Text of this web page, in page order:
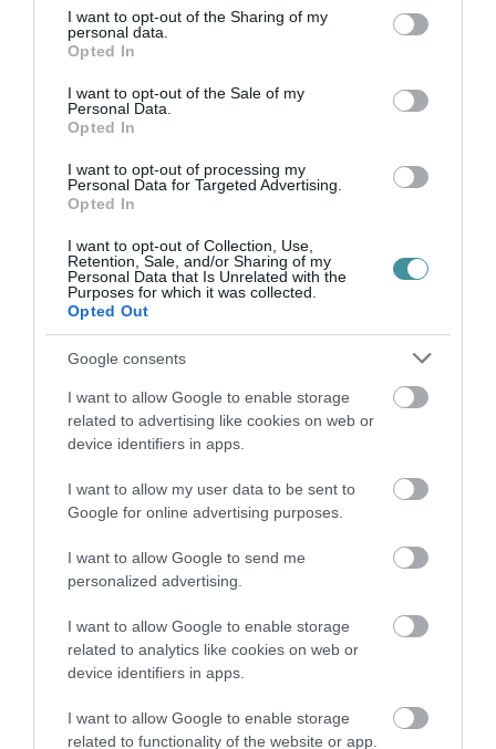
not limited to your visit or usage behaviour. You may click to
grant or deny consent to Google and its third-party tags to
use your data for below specified purposes in below Google
consent section.
I want to opt-out of the Sharing of my
personal data.
Opted In
I want to opt-out of the Sale of my
Personal Data.
Opted In
I want to opt-out of processing my
Personal Data for Targeted Advertising.
Opted In
I want to opt-out of Collection, Use,
Retention, Sale, and/or Sharing of my
Personal Data that Is Unrelated with the
Purposes for which it was collected.
Opted Out
Google consents
I want to allow Google to enable storage
related to advertising like cookies on web or
device identifiers in apps.
I want to allow my user data to be sent to
Google for online advertising purposes.
I want to allow Google to send me
personalized advertising.
I want to allow Google to enable storage
related to analytics like cookies on web or
device identifiers in apps.
I want to allow Google to enable storage
related to functionality of the website or app.
2026. augusztus 07 Környék ügye
ZÁPOROK, ZIVATAROK KIALAKULHATNAK
2026. augusztus 07|Mindenki ügye
KÉT AUTÓ ÜTKÖZÖTT BOGÁCSON, A
MENTŐK IS A HELYSZÍNRE ÉRKE...
2026. augusztus 06
HÍREK A GARÁZSBÓL: CHERY TIGGO 9
2026. augusztus 06|Barta Autó